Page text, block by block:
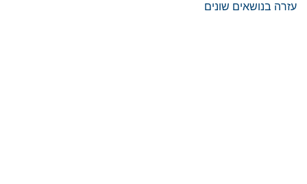
עזרה בנושאים שונים